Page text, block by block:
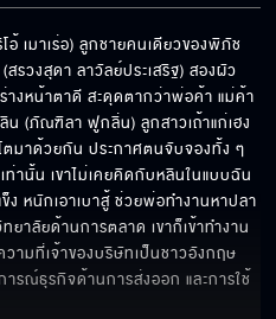
อ้ เมาเร่อ) ลูกชายคนเดียวของพิภัช
รวงสุดา ลาวัลย์ประเสริฐ) สองผัว
างหน้าตาดี สะดุดตากว่าพ่อค้า แม่ค้า
น (ภัณฑิลา ฟูกลิ่น) ลูกสาวเถ้าแก่เฮง
ตมาด้วยกัน ประกาศตนจับจองทั้ง ๆ
านั้น เขาไม่เคยคิดกับหลินในแบบฉัน
ง หนักเอาเบาสู้ ช่วยพ่อทำงานหาปลา
าลัยด้านการตลาด เขาก็เข้าทำงาน
วามที่เจ้าของบริษัทเป็นชาวอังกฤษ
ารณ์ธุรกิจด้านการส่งออก และการใช้